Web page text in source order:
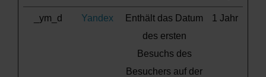
_ym_d Yandex
Enthält das Datum
des ersten
Besuchs des
Besuchers auf der
1 Jahr